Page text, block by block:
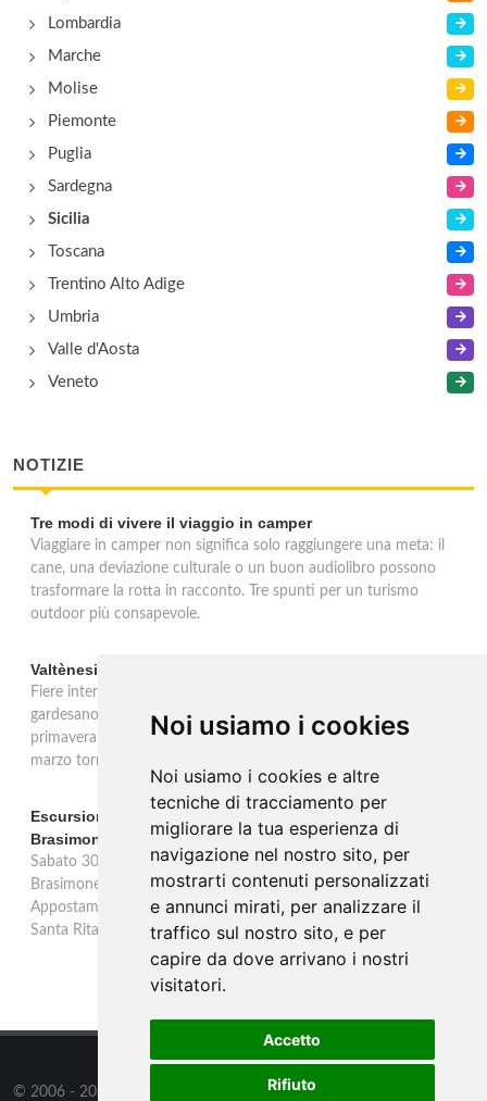
Noi usiamo i cookies
Noi usiamo i cookies e altre
tecniche di tracciamento per
migliorare la tua esperienza di
navigazione nel nostro sito, per
mostrarti contenuti personalizzati
e annunci mirati, per analizzare il
traffico sul nostro sito, e per
capire da dove arrivano i nostri
visitatori.
Accetto
Rifiuto
Lombardia
Marche
Molise
Piemonte
Puglia
Sardegna
Sicilia
Toscana
Trentino Alto Adige
Umbria
Valle d'Aosta
Veneto
NOTIZIE
Tre modi di vivere il viaggio in camper
Viaggiare in camper non significa solo raggiungere una meta: il
cane, una deviazione culturale o un buon audiolibro possono
trasformare la rotta in racconto. Tre spunti per un turismo
outdoor più consapevole.
Valtènesi: una primavera di eventi tra rosé e Lago di Garda
Fiere internazionali, eventi sul territorio e racconto del rosé
gardesano. Il Consorzio Valtènesi presenta il calendario della
primavera 2026 sulla sponda bresciana del Lago di Garda. Il 23
marzo torna La Prima del Valtènesi per stampa e operatori.
Escursione con appostamento ai Laghi di Suviana e
Brasimone: caccia fotografica alla fauna
Sabato 30 agosto escursione speciale ai Laghi di Suviana e
Brasimone dalle 17 alle 23 per osservare cervi, volpi, lepri e lupi.
Appostamento al crepuscolo nel massimo silenzio. Ritrovo Chiesa
Santa Rita al Brasimone, prenotazione obbligatoria.
© 2006 - 2026 tutti i diritti riservati.